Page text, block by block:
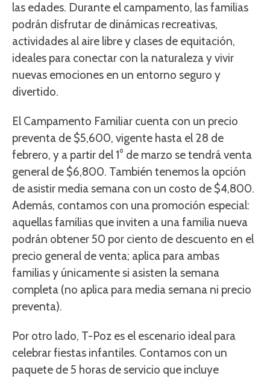
las edades. Durante el campamento, las familias
podrán disfrutar de dinámicas recreativas,
actividades al aire libre y clases de equitación,
ideales para conectar con la naturaleza y vivir
nuevas emociones en un entorno seguro y
divertido.
El Campamento Familiar cuenta con un precio
preventa de $5,600, vigente hasta el 28 de
febrero, y a partir del 1° de marzo se tendrá venta
general de $6,800. También tenemos la opción
de asistir media semana con un costo de $4,800.
Además, contamos con una promoción especial:
aquellas familias que inviten a una familia nueva
podrán obtener 50 por ciento de descuento en el
precio general de venta; aplica para ambas
familias y únicamente si asisten la semana
completa (no aplica para media semana ni precio
preventa).
Por otro lado, T-Poz es el escenario ideal para
celebrar fiestas infantiles. Contamos con un
paquete de 5 horas de servicio que incluye